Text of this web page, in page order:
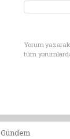
Yorum
tüm
Gündem